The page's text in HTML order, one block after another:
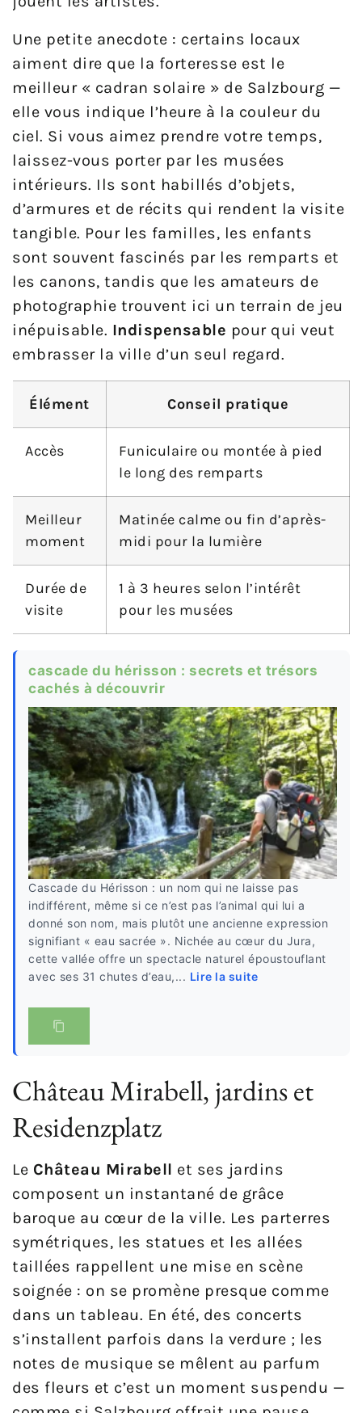
Une petite anecdote : certains locaux
aiment dire que la forteresse est le
meilleur « cadran solaire » de Salzbourg —
elle vous indique l’heure à la couleur du
ciel. Si vous aimez prendre votre temps,
laissez-vous porter par les musées
intérieurs. Ils sont habillés d’objets,
d’armures et de récits qui rendent la visite
tangible. Pour les familles, les enfants
sont souvent fascinés par les remparts et
les canons, tandis que les amateurs de
photographie trouvent ici un terrain de jeu
inépuisable. Indispensable pour qui veut
embrasser la ville d’un seul regard.
Élément Conseil pratique
Accès
Funiculaire ou montée à pied
le long des remparts
Meilleur
moment
Matinée calme ou fin d’après-
midi pour la lumière
Durée de
visite
1 à 3 heures selon l’intérêt
pour les musées
cascade du hérisson : secrets et trésors
cachés à découvrir
Cascade du Hérisson : un nom qui ne laisse pas
indifférent, même si ce n’est pas l’animal qui lui a
donné son nom, mais plutôt une ancienne expression
signifiant « eau sacrée ». Nichée au cœur du Jura,
cette vallée offre un spectacle naturel époustouflant
avec ses 31 chutes d’eau,... Lire la suite
Château Mirabell, jardins et
Residenzplatz
Le Château Mirabell et ses jardins
composent un instantané de grâce
baroque au cœur de la ville. Les parterres
symétriques, les statues et les allées
taillées rappellent une mise en scène
soignée : on se promène presque comme
dans un tableau. En été, des concerts
s’installent parfois dans la verdure ; les
notes de musique se mêlent au parfum
des fleurs et c’est un moment suspendu —